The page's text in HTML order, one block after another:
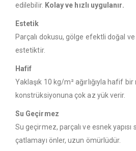
edilebilir. Kolay ve hızlı uygulanır.
Estetik
Parçalı dokusu, gölge efektli doğal
estetiktir.
Hafif
Yaklaşık 10 kg/m² ağırlığıyla hafif
konstrüksiyonuna çok az yük verir.
Su Geçirmez
Su geçirmez, parçalı ve esnek yapısı
çatlamayı önler, uzun ömürlüdür.